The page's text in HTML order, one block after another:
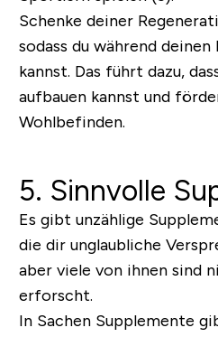
Schenke deiner
sodass du während
kannst. Das führt dazu,
aufbauen kannst und
Wohlbefinden.
5. Sinnvolle
Es gibt unzählige
die dir unglaubliche
aber viele von ihnen sind
erforscht.
In Sachen Supplemente